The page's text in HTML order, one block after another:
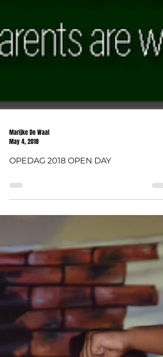
May 4, 2018
OPEDAG 2018 OPEN DAY